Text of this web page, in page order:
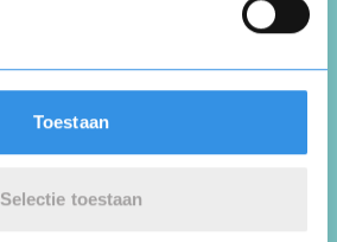
Toestaan
Selectie toestaan